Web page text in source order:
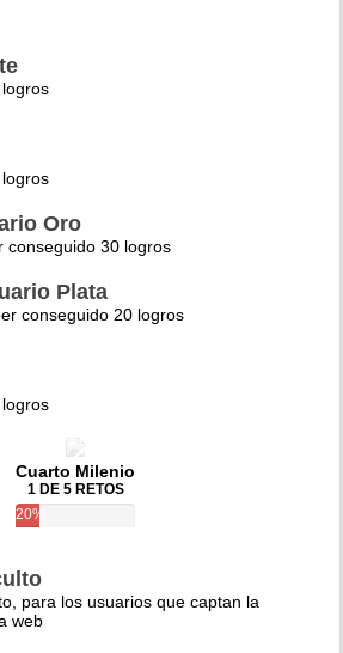
Oro
conseguido 30 logros
Plata
conseguido 20 logros
Cuarto Milenio
1 DE 5 RETOS
20%
para los usuarios que captan la
web